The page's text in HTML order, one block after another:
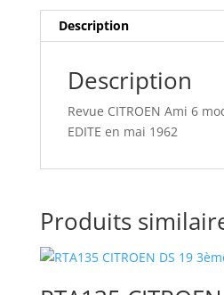
Description
Description
Revue CITROEN Ami 6
EDITE en mai 1962
Produits